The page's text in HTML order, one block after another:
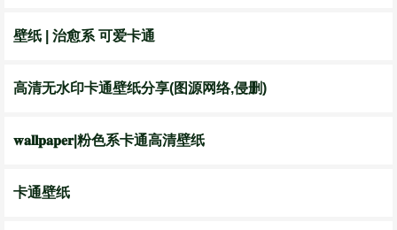
壁纸 | 治愈系 可爱卡通
高清无水印卡通壁纸分享(图源网络,侵删)
𝐰𝐚𝐥𝐥𝐩𝐚𝐩𝐞𝐫|粉色系卡通高清壁纸
卡通壁纸